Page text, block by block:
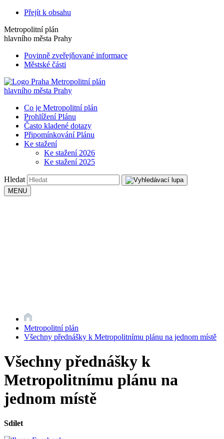
Přejít k obsahu
Metropolitní plán
hlavního města Prahy
Povinně zveřejňované informace
Městské části
Metropolitní plán
hlavního města Prahy
Co je Metropolitní plán
Prohlížení Plánu
Často kladené dotazy
Připomínkování Plánu
Ke stažení
Ke stažení 2026
Ke stažení 2025
Hledat
MENU
Metropolitní plán
Všechny přednášky k Metropolitnímu plánu na jednom místě
Všechny přednášky k
Metropolitnímu plánu na
jednom místě
Sdílet